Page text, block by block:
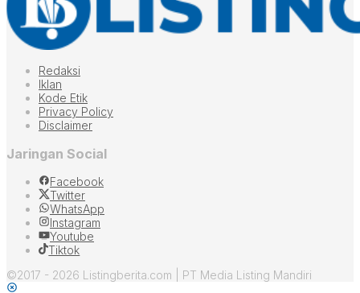
Redaksi
Iklan
Kode Etik
Privacy Policy
Disclaimer
Jaringan Social
Facebook
Twitter
WhatsApp
Instagram
Youtube
Tiktok
©2017 - 2026 Listingberita.com | PT Media Listing Mandiri